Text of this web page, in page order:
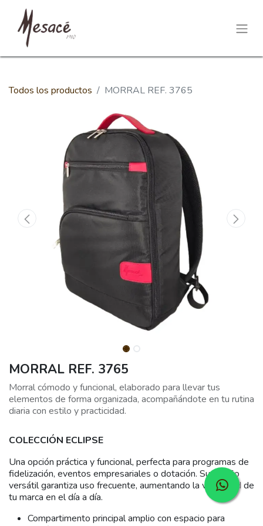
Todos los productos MORRAL REF. 3765
MORRAL REF. 3765
Morral cómodo y funcional, elaborado para llevar tus
elementos de forma organizada, acompañándote en tu rutina
diaria con estilo y practicidad.
COLECCIÓN ECLIPSE
Una opción práctica y funcional, perfecta para programas de
fidelización, eventos empresariales o dotación. Su diseño
versátil garantiza uso frecuente, aumentando la visibilidad de
tu marca en el día a día.
Compartimento principal amplio con espacio para